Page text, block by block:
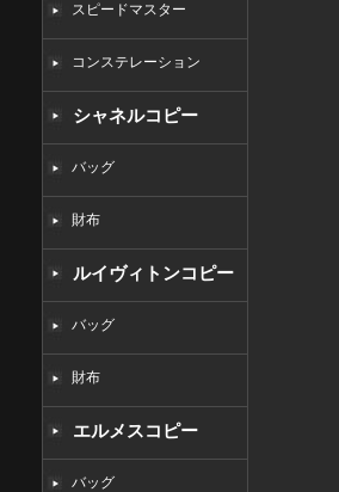
スピードマスター
コンステレーション
シャネルコピー
バッグ
財布
ルイヴィトンコピー
バッグ
財布
エルメスコピー
バッグ